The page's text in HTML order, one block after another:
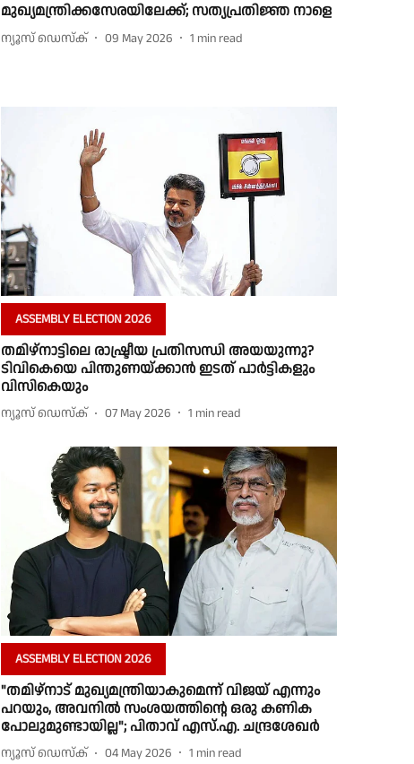
മുഖ്യമന്ത്രിക്കസേരയിലേക്ക്; സത്യപ്രതിജ്ഞ നാളെ
ന്യൂസ് ഡെസ്ക് 09 May 2026 1 min read
ASSEMBLY ELECTION 2026
തമിഴ്‌നാട്ടിലെ രാഷ്ട്രീയ പ്രതിസന്ധി അയയുന്നു?
ടിവികെയെ പിന്തുണയ്ക്കാൻ ഇടത് പാർട്ടികളും
വിസികെയും
ന്യൂസ് ഡെസ്ക് 07 May 2026 1 min read
ASSEMBLY ELECTION 2026
"തമിഴ്‌നാട് മുഖ്യമന്ത്രിയാകുമെന്ന് വിജയ്‌ എന്നും
പറയും, അവനിൽ സംശയത്തിന്റെ ഒരു കണിക
പോലുമുണ്ടായില്ല"; പിതാവ് എസ്.എ. ചന്ദ്രശേഖർ
ന്യൂസ് ഡെസ്ക് 04 May 2026 1 min read